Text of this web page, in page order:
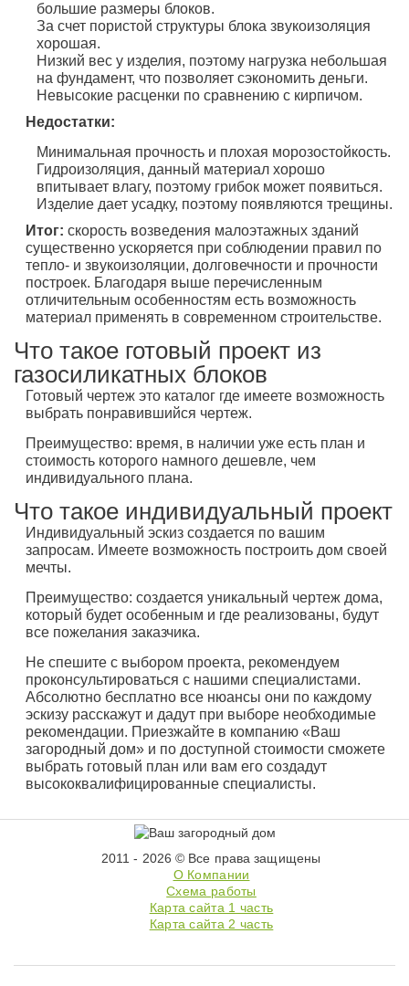
большие размеры блоков.
За счет пористой структуры блока звукоизоляция
хорошая.
Низкий вес у изделия, поэтому нагрузка небольшая
на фундамент, что позволяет сэкономить деньги.
Невысокие расценки по сравнению с кирпичом.
Недостатки:
Минимальная прочность и плохая морозостойкость.
Гидроизоляция, данный материал хорошо
впитывает влагу, поэтому грибок может появиться.
Изделие дает усадку, поэтому появляются трещины.
Итог: скорость возведения малоэтажных зданий
существенно ускоряется при соблюдении правил по
тепло- и звукоизоляции, долговечности и прочности
построек. Благодаря выше перечисленным
отличительным особенностям есть возможность
материал применять в современном строительстве.
Что такое готовый проект из
газосиликатных блоков
Готовый чертеж это каталог где имеете возможность
выбрать понравившийся чертеж.
Преимущество: время, в наличии уже есть план и
стоимость которого намного дешевле, чем
индивидуального плана.
Что такое индивидуальный проект
Индивидуальный эскиз создается по вашим
запросам. Имеете возможность построить дом своей
мечты.
Преимущество: создается уникальный чертеж дома,
который будет особенным и где реализованы, будут
все пожелания заказчика.
Не спешите с выбором проекта, рекомендуем
проконсультироваться с нашими специалистами.
Абсолютно бесплатно все нюансы они по каждому
эскизу расскажут и дадут при выборе необходимые
рекомендации. Приезжайте в компанию «Ваш
загородный дом» и по доступной стоимости сможете
выбрать готовый план или вам его создадут
высококвалифицированные специалисты.
2011 - 2026 © Все права защищены
О Компании
Схема работы
Карта сайта 1 часть
Карта сайта 2 часть